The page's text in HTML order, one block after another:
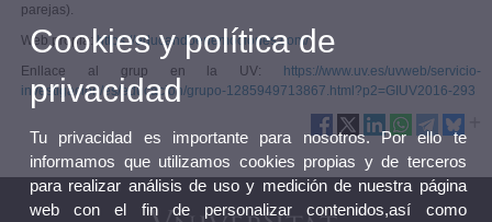
parejas).
Web propia:https://educandoenemociones.com/​
Enllace al grup en la UV:
https://www.uv.es/uvweb/servicio-
investigacion/es/educacion/grupo-1285949713867.html?p2=GIUV2016-293
Cookies y política de
privacidad
Tu privacidad es importante para nosotros. Por ello te
informamos que utilizamos cookies propias y de terceros
para realizar análisis de uso y medición de nuestra página
web con el fin de personalizar contenidos,así como